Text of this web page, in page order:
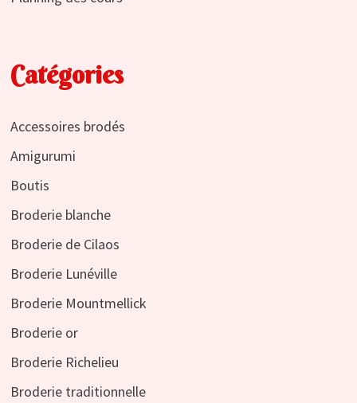
Catégories
Accessoires brodés
Amigurumi
Boutis
Broderie blanche
Broderie de Cilaos
Broderie Lunéville
Broderie Mountmellick
Broderie or
Broderie Richelieu
Broderie traditionnelle